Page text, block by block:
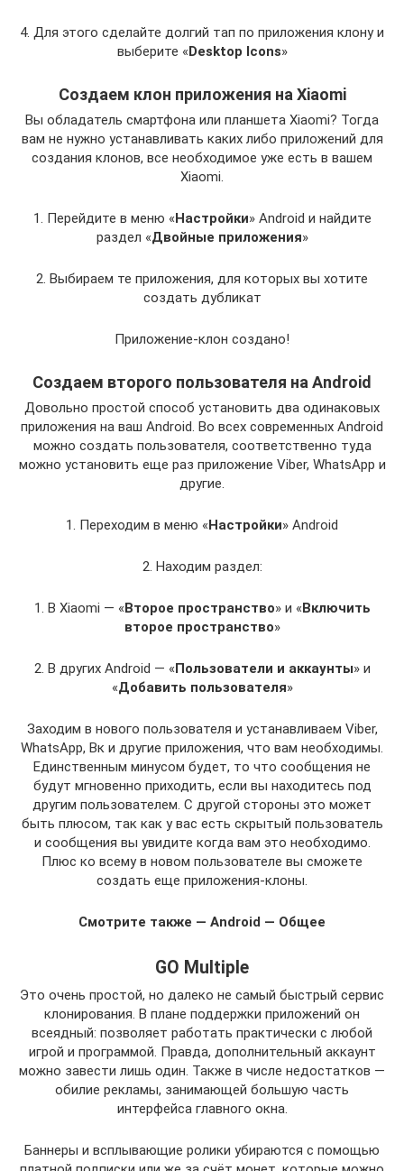
4. Для этого сделайте долгий тап по приложения клону и
выберите «Desktop Icons»
Создаем клон приложения на Xiaomi
Вы обладатель смартфона или планшета Xiaomi? Тогда
вам не нужно устанавливать каких либо приложений для
создания клонов, все необходимое уже есть в вашем
Xiaomi.
1. Перейдите в меню «Настройки» Android и найдите
раздел «Двойные приложения»
2. Выбираем те приложения, для которых вы хотите
создать дубликат
Приложение-клон создано!
Создаем второго пользователя на Android
Довольно простой способ установить два одинаковых
приложения на ваш Android. Во всех современных Android
можно создать пользователя, соответственно туда
можно установить еще раз приложение Viber, WhatsApp и
другие.
1. Переходим в меню «Настройки» Android
2. Находим раздел:
1. В Xiaomi — «Второе пространство» и «Включить
второе пространство»
2. В других Android — «Пользователи и аккаунты» и
«Добавить пользователя»
Заходим в нового пользователя и устанавливаем Viber,
WhatsApp, Вк и другие приложения, что вам необходимы.
Единственным минусом будет, то что сообщения не
будут мгновенно приходить, если вы находитесь под
другим пользователем. С другой стороны это может
быть плюсом, так как у вас есть скрытый пользователь
и сообщения вы увидите когда вам это необходимо.
Плюс ко всему в новом пользователе вы сможете
создать еще приложения-клоны.
Смотрите также — Android — Общее
GO Multiple
Это очень простой, но далеко не самый быстрый сервис
клонирования. В плане поддержки приложений он
всеядный: позволяет работать практически с любой
игрой и программой. Правда, дополнительный аккаунт
можно завести лишь один. Также в числе недостатков —
обилие рекламы, занимающей большую часть
интерфейса главного окна.
Баннеры и всплывающие ролики убираются с помощью